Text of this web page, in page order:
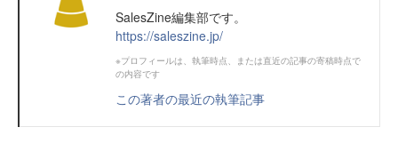
SalesZine編集部です。
https://saleszine.jp/
※プロフィールは、執筆時点、または直近の記事の寄稿時点で
の内容です
この著者の最近の執筆記事